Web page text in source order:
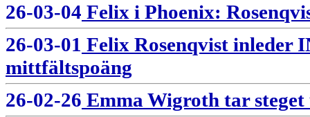
26-03-04 Felix i Phoenix:
26-03-01 Felix Rosenqvist inleder
mittfältspoäng
26-02-26 Emma Wigroth tar